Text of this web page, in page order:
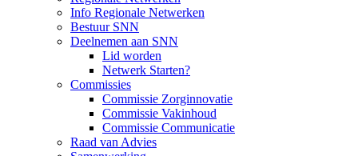
Info Regionale Netwerken
Bestuur SNN
Deelnemen aan SNN
Lid worden
Netwerk Starten?
Commissies
Commissie Zorginnovatie
Commissie Vakinhoud
Commissie Communicatie
Raad van Advies